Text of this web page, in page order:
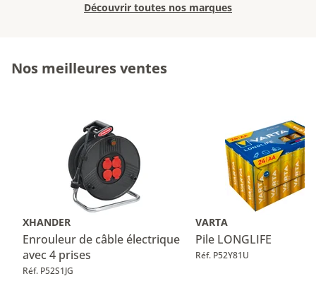
Découvrir toutes nos marques
Nos meilleures ventes
XHANDER
Enrouleur de câble électrique
avec 4 prises
Réf. P52S1JG
VARTA
Pile LONGLIFE
Réf. P52Y81U